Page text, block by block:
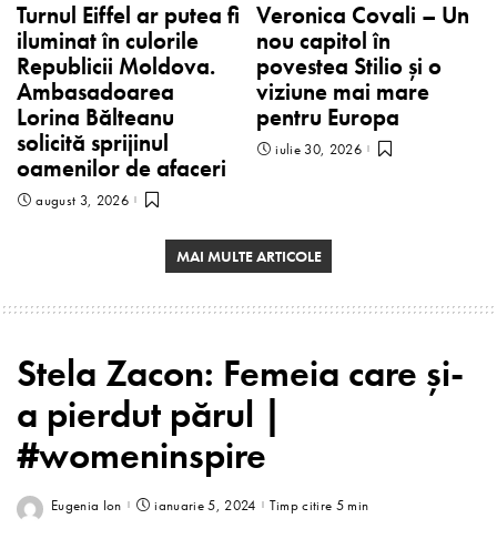
Turnul Eiffel ar putea fi
iluminat în culorile
Republicii Moldova.
Ambasadoarea
Lorina Bălteanu
solicită sprijinul
oamenilor de afaceri
august 3, 2026
Veronica Covali – Un
nou capitol în
povestea Stilio și o
viziune mai mare
pentru Europa
iulie 30, 2026
MAI MULTE ARTICOLE
Stela Zacon: Femeia care și-
a pierdut părul |
#womeninspire
Eugenia Ion ianuarie 5, 2024 Timp citire 5 min